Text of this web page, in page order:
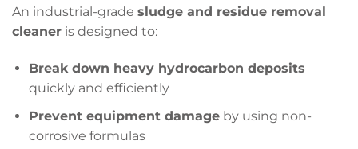
An industrial-grade sludge and residue removal
cleaner is designed to:
Break down heavy hydrocarbon deposits
quickly and efficiently
Prevent equipment damageby using non-
corrosive formulas